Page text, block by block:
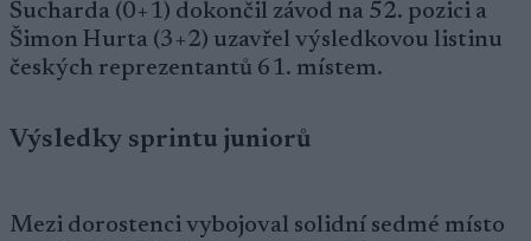
Sucharda (0+1) dokončil závod na 52. pozici a
Šimon Hurta (3+2) uzavřel výsledkovou listinu
českých reprezentantů 61. místem.
Výsledky sprintu juniorů
Mezi dorostenci vybojoval solidní sedmé místo